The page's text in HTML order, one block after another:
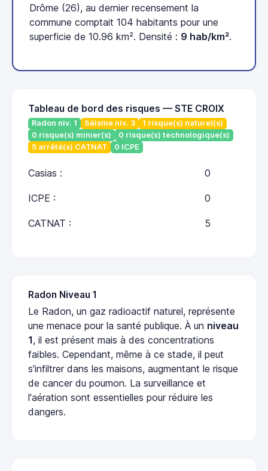
Drôme (26), au dernier recensement la
commune comptait 104 habitants pour une
superficie de 10.96 km². Densité : 9 hab/km².
Tableau de bord des risques — STE CROIX
Radon niv. 1 Séisme niv. 3
1 risque(s) naturel(s)
0 risque(s) minier(s)
0 risque(s) technologique(s)
5 arrêté(s) CATNAT
0 ICPE
Casias : 0
ICPE : 0
CATNAT : 5
Radon Niveau 1
Le Radon, un gaz radioactif naturel, représente
une menace pour la santé publique. À un niveau
1, il est présent mais à des concentrations
faibles. Cependant, même à ce stade, il peut
s'infiltrer dans les maisons, augmentant le risque
de cancer du poumon. La surveillance et
l'aération sont essentielles pour réduire les
dangers.